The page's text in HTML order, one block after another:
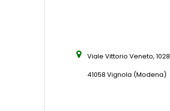
Viale Vittorio Veneto, 1028
41058 Vignola (Modena)